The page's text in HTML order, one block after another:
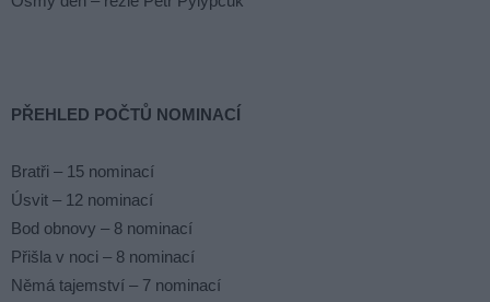
PŘEHLED POČTŮ NOMINACÍ
Bratři – 15 nominací
Úsvit – 12 nominací
Bod obnovy – 8 nominací
Přišla v noci – 8 nominací
Němá tajemství – 7 nominací